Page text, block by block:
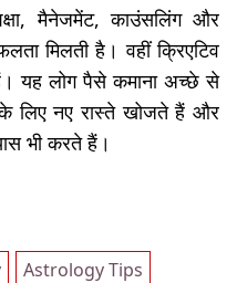
मैनेजमेंट, काउंसलिंग और
मिलती है। वहीं क्रिएटिव
यह लोग पैसे कमाना अच्छे से
लिए नए रास्ते खोजते हैं और
भी करते हैं।
Astrology Tips